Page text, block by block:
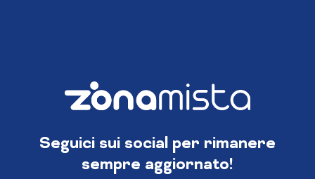
Seguici sui social per rimanere
sempre aggiornato!